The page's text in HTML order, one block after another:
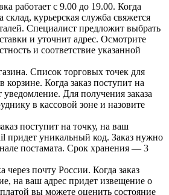
работает с 9.00 до 19.00. Когда
склад, курьерская служба свяжется
Специалист предложит выбрать
и уточнит адрес. Осмотрите
и соответствие указанной
Список торговых точек для
корзине. Когда заказ поступит на
уведомление. Для получения заказа
в кассовой зоне и назовите
поступит на точку, на ваш
придет уникальный код. Заказ нужно
постамата. Срок хранения — 3
через почту России. Когда заказ
на ваш адрес придет извещение о
вы можете оценить состояние